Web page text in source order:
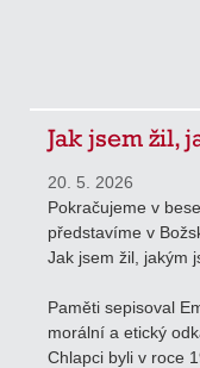
Jak jsem žil,
20. 5. 2026
Pokračujeme v
představíme v
Jak jsem žil, jakým
Paměti sepisoval
morální a etický
Chlapci byli v roce